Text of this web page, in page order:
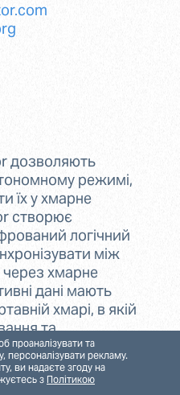
дозволяють
режимі,
їх у хмарне
створює
логічний
між
хмарне
дані мають
хмарі, в якій
та
свого
проаналізувати та
персоналізувати рекламу.
ви надаєте згоду на
з Політикою